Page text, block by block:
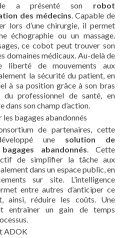
a présenté son robot
des médecins. Capable de
lors d’une chirurgie, il permet
échographie ou un massage.
ce cobot peut trouver son
domaines médicaux. Au-delà de
liberté de mouvements aux
la sécurité du patient, en
à sa position grâce à son bras
professionnel de santé, en
dans son champ d’action.
bagages abandonnés
de partenaires, cette
une solution de
abandonnés. Cette
de simplifier la tâche aux
dans un espace public, en
sur site. L’intelligence
entre autres d’anticiper ce
ainsi, réduire les coûts. Une
entraîner un gain de temps
ADOK